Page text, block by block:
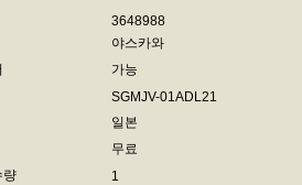
3648988
야스카와
가능
SGMJV-01ADL21
일본
무료
량
1